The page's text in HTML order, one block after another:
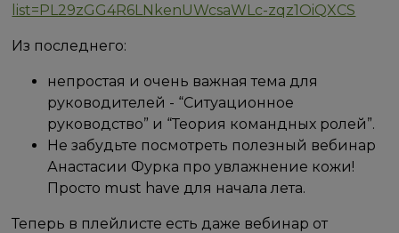
list=PL29zGG4R6LNkenUWcsaWLc-zqz1OiQXCS
Из последнего:
непростая и очень важная тема для
руководителей - “Ситуационное
руководство” и “Теория командных ролей”.
Не забудьте посмотреть полезный вебинар
Анастасии Фурка про увлажнение кожи!
Просто must have для начала лета.
Теперь в плейлисте есть даже вебинар от